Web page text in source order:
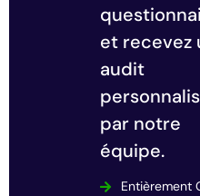
et recevez
audit
par notre
équipe.
Entièrement